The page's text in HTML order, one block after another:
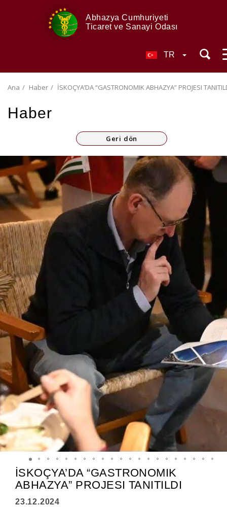
Abhazya Cumhuriyeti
Ticaret ve Sanayi Odası
TR
Ana Haber İSKOÇYA’DA “GASTRONOMIK ABHAZYA” PROJESI
Haber
Geri dön
İSKOÇYA’DA “GASTRONOMIK
ABHAZYA” PROJESI TANITILDI
23.12.2024